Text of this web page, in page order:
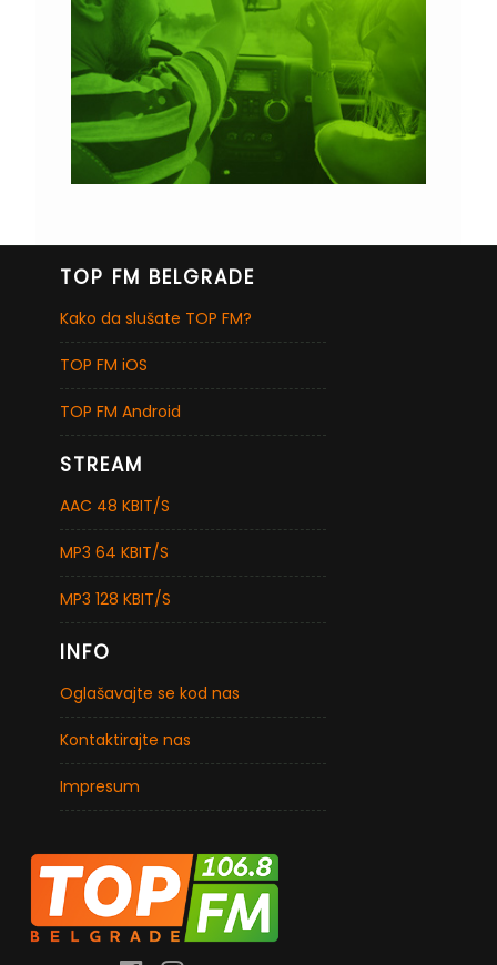
TOP FM BELGRADE
Kako da slušate TOP FM?
TOP FM iOS
TOP FM Android
STREAM
AAC 48 KBIT/S
MP3 64 KBIT/S
MP3 128 KBIT/S
INFO
Oglašavajte se kod nas
Kontaktirajte nas
Impresum